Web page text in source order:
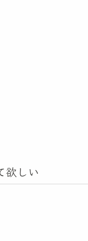
欲しい